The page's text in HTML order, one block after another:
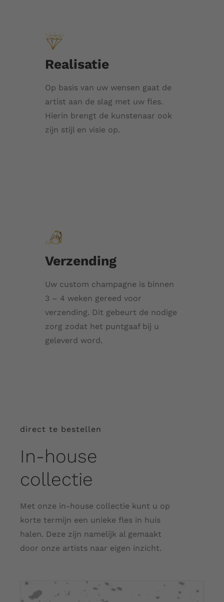
Realisatie
Op basis van uw wensen gaat de
artist aan de slag met uw fles.
Hierin brengt de kunstenaar ook
zijn stijl en visie op.
Verzending
Uw custom champagne is binnen
3 – 4 weken gereed voor
verzending. Dit gebeurt de nodige
zorg zodat het puntgaaf bij u
geleverd word.
direct te bestellen
In-house
collectie
Met onze in-house collectie kunt u op
korte termijn een unieke fles in huis
halen. Deze zijn namelijk al gemaakt
door onze artists naar eigen inzicht.